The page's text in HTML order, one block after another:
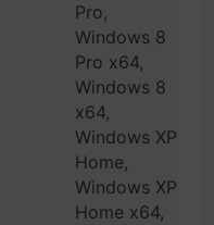
Pro,
Windows 8
Pro x64,
Windows 8
x64,
Windows XP
Home,
Windows XP
Home x64,